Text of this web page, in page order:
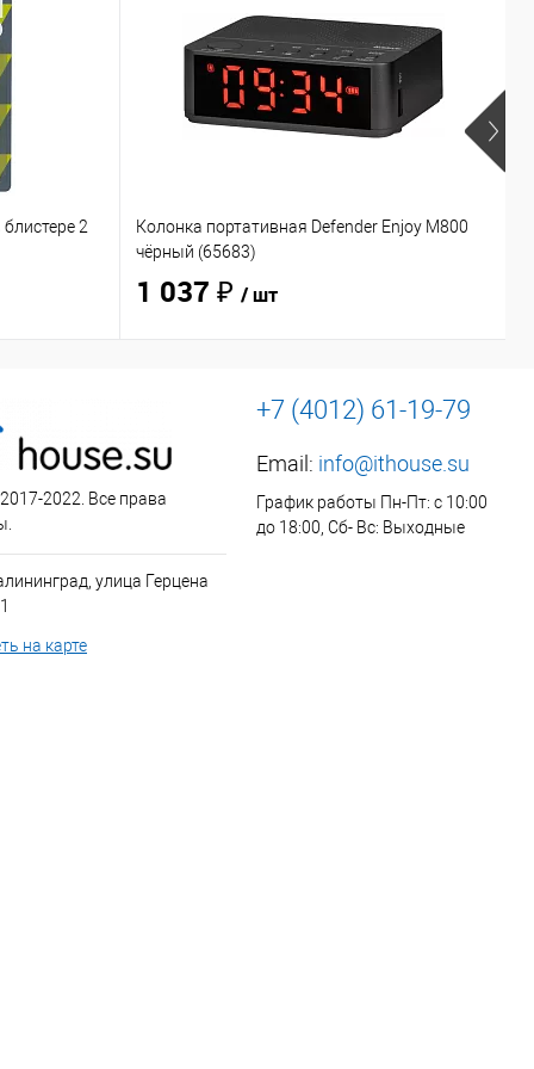
2
Колонка портативная Defender Enjoy M800
чёрный (65683)
1 037 ₽ / шт
2022. Все права
улица Герцена
на карте
+7 (4012) 61-19-79
Email: info@ithouse.su
График работы Пн-Пт: с 10:00
до 18:00, Сб- Вс: Выходные